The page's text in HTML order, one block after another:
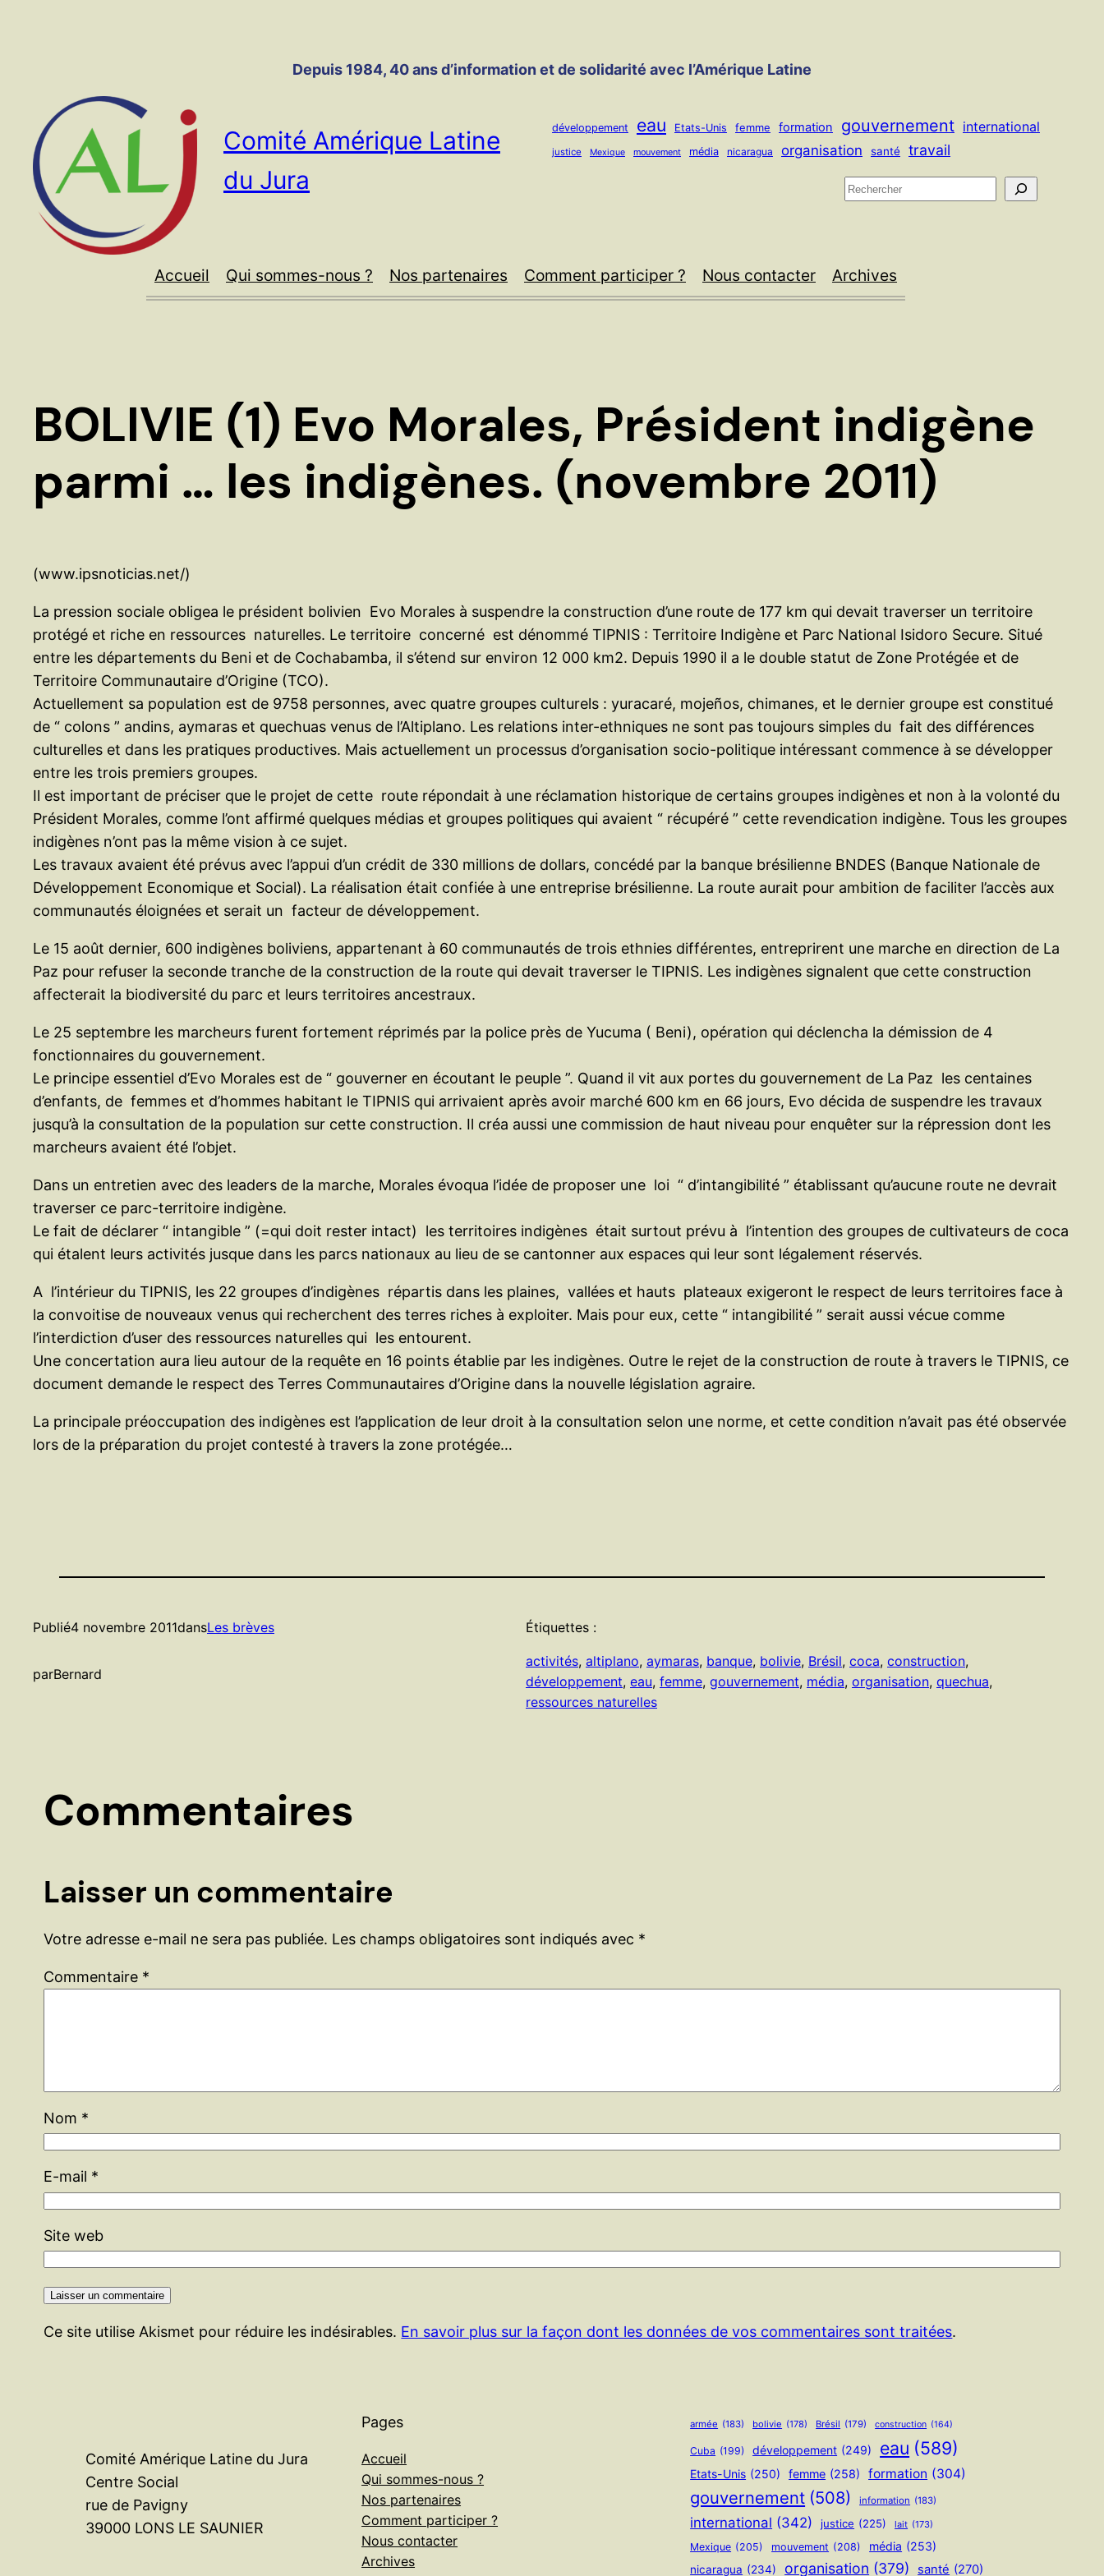
Depuis 1984, 40 ans d’information et de solidarité avec l’Amérique Latine
Comité Amérique Latine
du Jura
développement eau Etats-Unis femme formation gouvernement international
justice Mexique mouvement média nicaragua organisation santé travail
R
e
r
Accueil Qui sommes-nous ? Nos partenaires Comment participer ? Nous contacter Archives
BOLIVIE (1) Evo Morales, Président indigène
parmi … les indigènes. (novembre 2011)
(www.ipsnoticias.net/)
La pression sociale obligea le président bolivien Evo Morales à suspendre la construction d’une route de 177 km qui devait traverser un territoire
protégé et riche en ressources naturelles. Le territoire concerné est dénommé TIPNIS : Territoire Indigène et Parc National Isidoro Secure. Situé
entre les départements du Beni et de Cochabamba, il s’étend sur environ 12 000 km2. Depuis 1990 il a le double statut de Zone Protégée et de
Territoire Communautaire d’Origine (TCO).
Actuellement sa population est de 9758 personnes, avec quatre groupes culturels : yuracaré, mojeños, chimanes, et le dernier groupe est constitué
de “ colons ” andins, aymaras et quechuas venus de l’Altiplano. Les relations inter-ethniques ne sont pas toujours simples du fait des différences
culturelles et dans les pratiques productives. Mais actuellement un processus d’organisation socio-politique intéressant commence à se développer
entre les trois premiers groupes.
Il est important de préciser que le projet de cette route répondait à une réclamation historique de certains groupes indigènes et non à la volonté du
Président Morales, comme l’ont affirmé quelques médias et groupes politiques qui avaient “ récupéré ” cette revendication indigène. Tous les groupes
indigènes n’ont pas la même vision à ce sujet.
Les travaux avaient été prévus avec l’appui d’un crédit de 330 millions de dollars, concédé par la banque brésilienne BNDES (Banque Nationale de
Développement Economique et Social). La réalisation était confiée à une entreprise brésilienne. La route aurait pour ambition de faciliter l’accès aux
communautés éloignées et serait un facteur de développement.
Le 15 août dernier, 600 indigènes boliviens, appartenant à 60 communautés de trois ethnies différentes, entreprirent une marche en direction de La
Paz pour refuser la seconde tranche de la construction de la route qui devait traverser le TIPNIS. Les indigènes signalent que cette construction
affecterait la biodiversité du parc et leurs territoires ancestraux.
Le 25 septembre les marcheurs furent fortement réprimés par la police près de Yucuma ( Beni), opération qui déclencha la démission de 4
fonctionnaires du gouvernement.
Le principe essentiel d’Evo Morales est de “ gouverner en écoutant le peuple ”. Quand il vit aux portes du gouvernement de La Paz les centaines
d’enfants, de femmes et d’hommes habitant le TIPNIS qui arrivaient après avoir marché 600 km en 66 jours, Evo décida de suspendre les travaux
jusqu’à la consultation de la population sur cette construction. Il créa aussi une commission de haut niveau pour enquêter sur la répression dont les
marcheurs avaient été l’objet.
Dans un entretien avec des leaders de la marche, Morales évoqua l’idée de proposer une loi “ d’intangibilité ” établissant qu’aucune route ne devrait
traverser ce parc-territoire indigène.
Le fait de déclarer “ intangible ” (=qui doit rester intact) les territoires indigènes était surtout prévu à l’intention des groupes de cultivateurs de coca
qui étalent leurs activités jusque dans les parcs nationaux au lieu de se cantonner aux espaces qui leur sont légalement réservés.
A l’intérieur du TIPNIS, les 22 groupes d’indigènes répartis dans les plaines, vallées et hauts plateaux exigeront le respect de leurs territoires face à
la convoitise de nouveaux venus qui recherchent des terres riches à exploiter. Mais pour eux, cette “ intangibilité ” serait aussi vécue comme
l’interdiction d’user des ressources naturelles qui les entourent.
Une concertation aura lieu autour de la requête en 16 points établie par les indigènes. Outre le rejet de la construction de route à travers le TIPNIS, ce
document demande le respect des Terres Communautaires d’Origine dans la nouvelle législation agraire.
La principale préoccupation des indigènes est l’application de leur droit à la consultation selon une norme, et cette condition n’avait pas été observée
lors de la préparation du projet contesté à travers la zone protégée…
Publié4 novembre 2011dansLes brèves
parBernard
Étiquettes :
activités, altiplano, aymaras, banque, bolivie, Brésil, coca, construction
développement, eau, femme, gouvernement, média, organisation, quechua
ressources naturelles
Commentaires
Laisser un commentaire
Votre adresse e-mail ne sera pas publiée. Les champs obligatoires sont indiqués avec *
Commentaire *
Nom *
E-mail *
Site web
Ce site utilise Akismet pour réduire les indésirables. En savoir plus sur la façon dont les données de vos commentaires sont traitées.
Comité Amérique Latine du Jura
Centre Social
rue de Pavigny
39000 LONS LE SAUNIER
Pages
Accueil
Qui sommes-nous ?
Nos partenaires
Comment participer ?
Nous contacter
Archives
armée (183) bolivie (178) Brésil (179) construction (164)
Cuba (199) développement (249) eau (589)
Etats-Unis (250) femme (258) formation (304)
gouvernement (508) information (183)
international (342) justice (225) lait (173)
Mexique (205) mouvement (208) média (253)
nicaragua (234) organisation (379) santé (270)